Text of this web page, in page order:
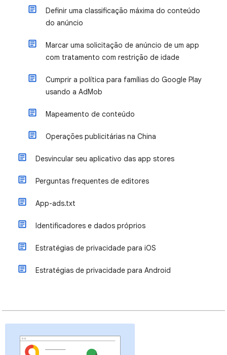
Definir uma classificação máxima do conteúdo
do anúncio
Marcar uma solicitação de anúncio de um app
com tratamento com restrição de idade
Cumprir a política para famílias do Google Play
usando a AdMob
Mapeamento de conteúdo
Operações publicitárias na China
Desvincular seu aplicativo das app stores
Perguntas frequentes de editores
App-ads.txt
Identificadores e dados próprios
Estratégias de privacidade para iOS
Estratégias de privacidade para Android